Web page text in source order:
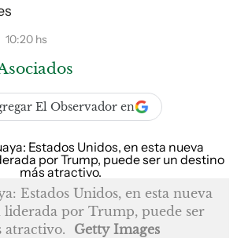
10:20 hs
El Observador en
Estados Unidos, en esta nueva
por Trump, puede ser
atractivo.
Getty Images